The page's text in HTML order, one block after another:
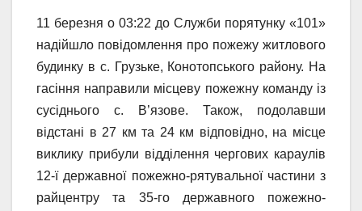
11 березня о 03:22 до Служби порятунку «101»
надійшло повідомлення про пожежу житлового
будинку в с. Грузьке, Конотопського району. На
гасіння направили місцеву пожежну команду із
сусіднього с. В’язове. Також, подолавши
відстані в 27 км та 24 км відповідно, на місце
виклику прибули відділення чергових караулів
12-ї державної пожежно-рятувальної частини з
райцентру та 35-го державного пожежно-